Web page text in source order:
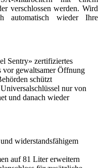
verschlossen werden. Wird
automatisch wieder Ihre
Sentry» zertifiziertes
vor gewaltsamer Öffnung
schützt
nur von
und danach wieder
widerstandsfähigem
auf 81 Liter erweitern